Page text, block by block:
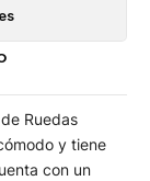
Ruedas
y tiene
con un